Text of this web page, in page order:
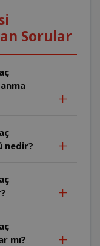
Sorular
nedir?
mı?